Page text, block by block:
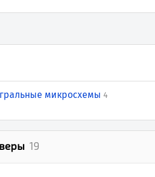
микросхемы 4
19